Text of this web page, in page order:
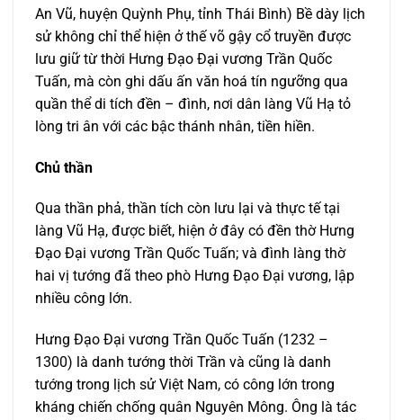
An Vũ, huyện Quỳnh Phụ, tỉnh Thái Bình) Bề dày lịch
sử không chỉ thể hiện ở thế võ gậy cổ truyền được
lưu giữ từ thời Hưng Đạo Đại vương Trần Quốc
Tuấn, mà còn ghi dấu ấn văn hoá tín ngưỡng qua
quần thể di tích đền – đình, nơi dân làng Vũ Hạ tỏ
lòng tri ân với các bậc thánh nhân, tiền hiền.
Chủ thần
Qua thần phả, thần tích còn lưu lại và thực tế tại
làng Vũ Hạ, được biết, hiện ở đây có đền thờ Hưng
Đạo Đại vương Trần Quốc Tuấn; và đình làng thờ
hai vị tướng đã theo phò Hưng Đạo Đại vương, lập
nhiều công lớn.
Hưng Đạo Đại vương Trần Quốc Tuấn (1232 –
1300) là danh tướng thời Trần và cũng là danh
tướng trong lịch sử Việt Nam, có công lớn trong
kháng chiến chống quân Nguyên Mông. Ông là tác